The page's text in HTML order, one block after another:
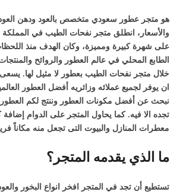
هو متجر عطور سعودي متخصص بالعود ودهن العود،
والأسعار، انطلق متجر نفحات الطيب في
على شهرة كبيرة ومميزة، وكان الهدف منذ
الطابع المحلي في عالم العطور والروائح
خلال متجر نفحات الطيب بعطور لا مثيل لها.
ان يوفر لجميع عملائه وزائريه أفضل العطور
نبحث عن أفضل مكونات العطور وننتج لكم العطور
تجده الا فيه. كما يحاول المتجر على الدوام
معطرات المنازل والبيوت التى تجعل منه مكاناً
ما الذي يقدمه المتجر؟
تستطيع أن تجد في المتجر افخر انواع البخور